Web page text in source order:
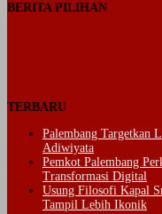
BERITA PILIHAN
TERBARU
Palembang Targetkan
Adiwiyata
Pemkot Palembang
Transformasi Digital
Usung Filosofi Kapal
Tampil Lebih Ikonik